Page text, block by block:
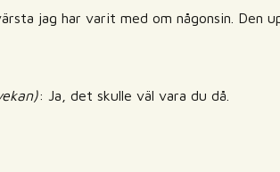
jag har varit med om någonsin. Den
: Ja, det skulle väl vara du då.